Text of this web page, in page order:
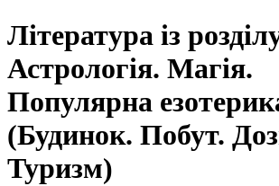
Література із
Астрологія. Магія.
Популярна
(Будинок. Побут.
Туризм)